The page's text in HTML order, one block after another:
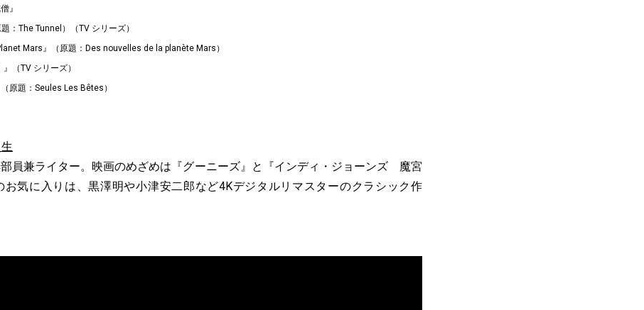
』
：The Tunnel）（TV シリーズ）
Mars』（原題：Des nouvelles de la planète Mars）
（TV シリーズ）
原題：Seules Les Bêtes）
部員兼ライター。映画のめざめは『グーニーズ』と『インディ・ジョーンズ 魔宮
お気に入りは、黒澤明や小津安二郎など4Kデジタルリマスターのクラシック作